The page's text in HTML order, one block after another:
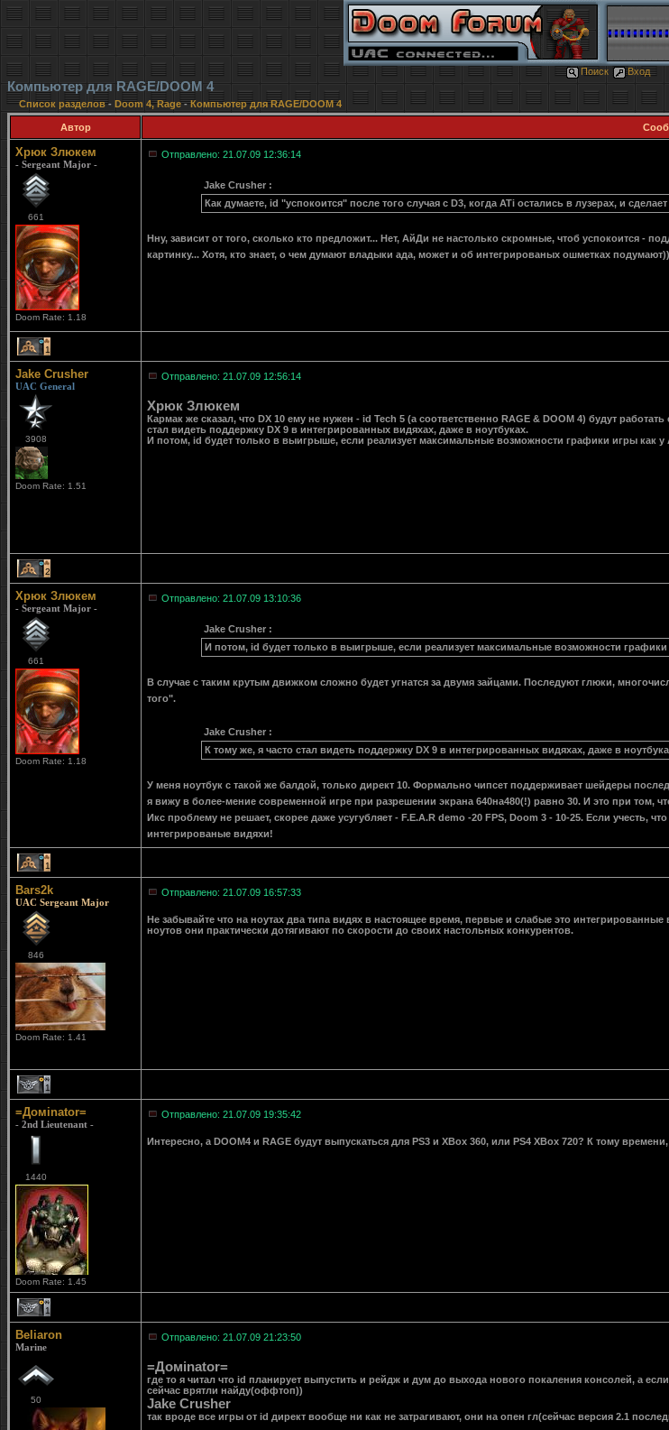
Поиск Вход
Компьютер для RAGE/DOOM 4
Список разделов- Doom 4, Rage-Компьютер для RAGE/DOOM 4
Автор
Хрюк Злюкем
- Sergeant Major -
661
Doom Rate: 1.18
Отправлено: 21.07.09 12:36:14
Jake Crusher :
Как думаете, id "успокоится" после того случая с D3, когда ATi остались в лузерах, и
Нну, зависит от того, сколько кто предложит... Нет, АйДи не настолько скромные, чтоб успокоится -
картинку... Хотя, кто знает, о чем думают владыки ада, может и об интегрированых ошметках
1
Jake Crusher
UAC General
3908
Doom Rate: 1.51
Отправлено: 21.07.09 12:56:14
Хрюк Злюкем
Кармак же сказал, что DX 10 ему не нужен - id Tech 5 (а соответственно RAGE & DOOM 4) будут
стал видеть поддержку DX 9 в интегрированных видяхах, даже в ноутбуках.
И потом, id будет только в выигрыше, если реализует максимальные возможности графики игры как у
2
Хрюк Злюкем
- Sergeant Major -
661
Doom Rate: 1.18
Отправлено: 21.07.09 13:10:36
Jake Crusher :
И потом, id будет только в выигрыше, если реализует максимальные возможности графики
В случае с таким крутым движком сложно будет угнатся за двумя зайцами. Последуют глюки,
того".
Jake Crusher :
К тому же, я часто стал видеть поддержку DX 9 в интегрированных видяхах, даже в
У меня ноутбук с такой же балдой, только директ 10. Формально чипсет поддерживает шейдеры
я вижу в более-мение современной игре при разрешении экрана 640на480(!) равно 30. И это при
Икс проблему не решает, скорее даже усугубляет - F.E.A.R demo -20 FPS, Doom 3 - 10-25. Если
интегрированые видяхи!
1
Bars2k
UAC Sergeant Major
846
Doom Rate: 1.41
Отправлено: 21.07.09 16:57:33
Не забывайте что на ноутах два типа видях в настоящее время, первые и слабые это
ноутов они практически дотягивают по скорости до своих настольных конкурентов.
1
=Домinator=
- 2nd Lieutenant -
1440
Doom Rate: 1.45
Отправлено: 21.07.09 19:35:42
Интересно, а DOOM4 и RAGE будут выпускаться для PS3 и XBox 360, или PS4 XBox 720? К тому
1
Beliaron
Marine
50
Отправлено: 21.07.09 21:23:50
=Домinator=
где то я читал что id планирует выпустить и рейдж и дум до выхода нового покаления консолей, а
сейчас врятли найду(оффтоп))
Jake Crusher
так вроде все игры от id директ вообще ни как не затрагивают, они на опен гл(сейчас версия 2.1